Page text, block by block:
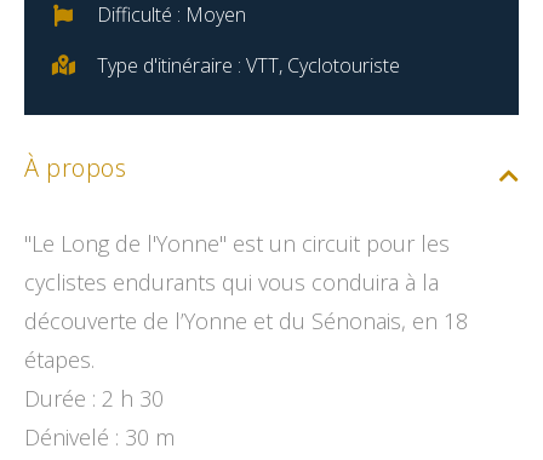
Difficulté : Moyen
Type d'itinéraire : VTT, Cyclotouriste
À propos
"Le Long de l'Yonne" est un circuit pour les
cyclistes endurants qui vous conduira à la
découverte de l’Yonne et du Sénonais, en 18
étapes.
Durée : 2 h 30
Dénivelé : 30 m